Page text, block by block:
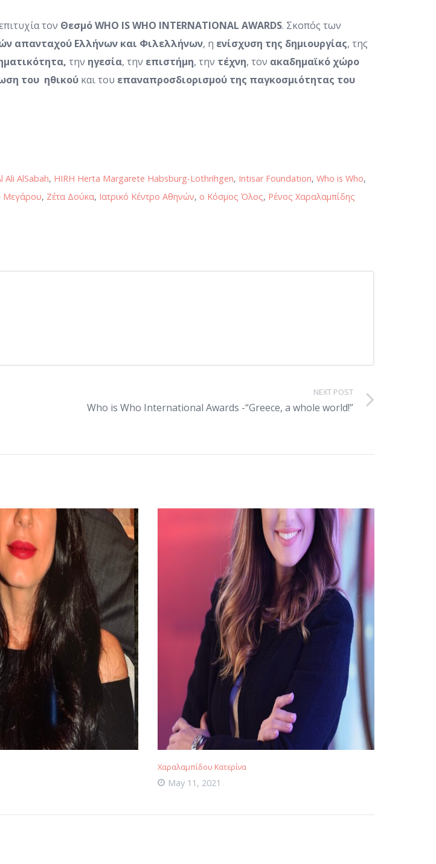
τον Θεσμό WHO IS WHO INTERNATIONAL AWARDS. Σκοπός των
απανταχού Ελλήνων και Φιλελλήνων, η ενίσχυση της δημιουργίας, της
την ηγεσία, την επιστήμη, την τέχνη, τον ακαδημαϊκό χώρο
του ηθικού και του επαναπροσδιορισμού της παγκοσμιότητας του
Ali AlSabah, HIRH Herta Margarete Habsburg-Lothrihgen, Intisar Foundation,Who is Who,
Μεγάρου, Ζέτα Δούκα, Ιατρικό Κέντρο Αθηνών, ο Κόσμος Όλος, Ρένος Χαραλαμπίδης
NEXT POST
Who is Who International Awards -“Greece, a whole world!”
Χαραλαμπίδου Κατερίνα
May 11, 2021